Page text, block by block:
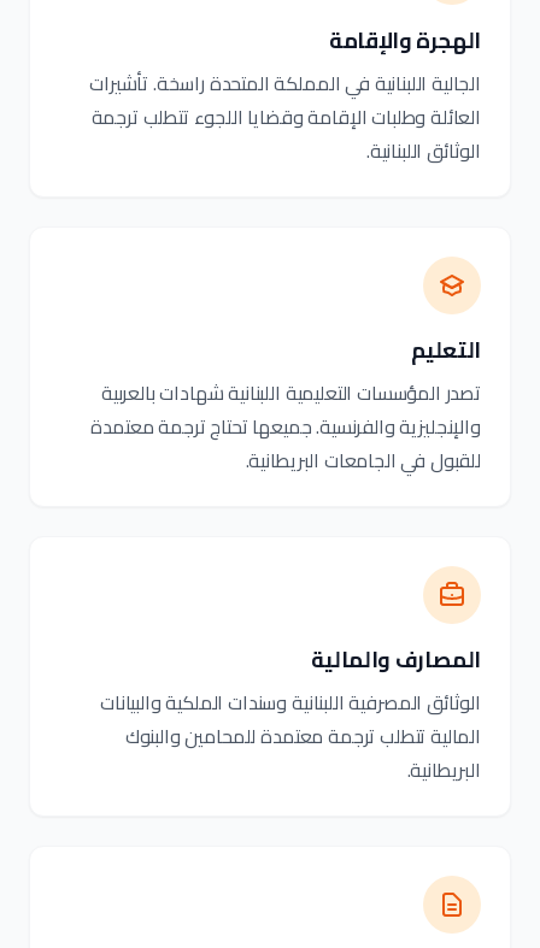
الهجرة والإقامة
الجالية اللبنانية في المملكة المتحدة راسخة. تأشيرات
العائلة وطلبات الإقامة وقضايا اللجوء تتطلب ترجمة
الوثائق اللبنانية.
التعليم
تصدر المؤسسات التعليمية اللبنانية شهادات بالعربية
والإنجليزية والفرنسية. جميعها تحتاج ترجمة معتمدة
للقبول في الجامعات البريطانية.
المصارف والمالية
الوثائق المصرفية اللبنانية وسندات الملكية والبيانات
المالية تتطلب ترجمة معتمدة للمحامين والبنوك
البريطانية.